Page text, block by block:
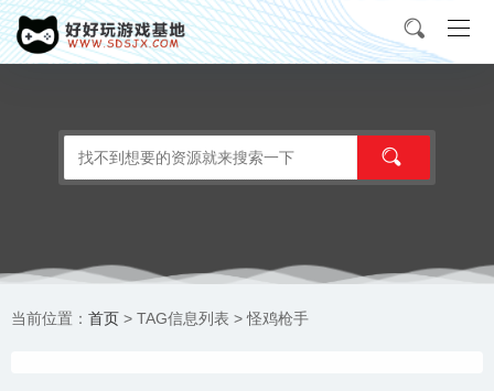
当前位置： 首页 > TAG信息列表 > 怪鸡枪手